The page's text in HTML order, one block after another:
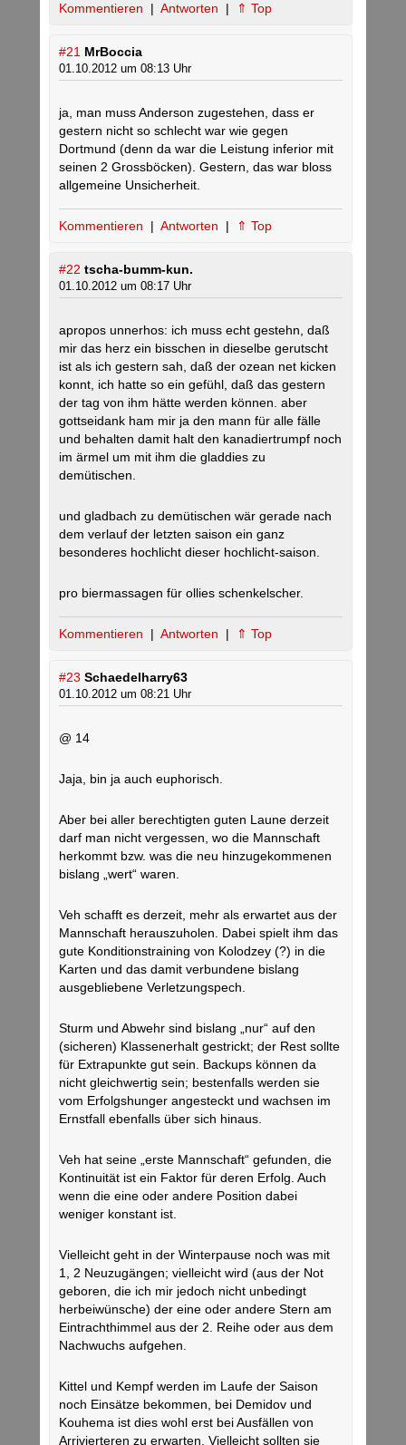
Kommentieren | Antworten | ⇑ Top
#21 MrBoccia
01.10.2012 um 08:13 Uhr
ja, man muss Anderson zugestehen, dass er
gestern nicht so schlecht war wie gegen
Dortmund (denn da war die Leistung inferior mit
seinen 2 Grossböcken). Gestern, das war bloss
allgemeine Unsicherheit.
Kommentieren | Antworten | ⇑ Top
#22 tscha-bumm-kun.
01.10.2012 um 08:17 Uhr
apropos unnerhos: ich muss echt gestehn, daß
mir das herz ein bisschen in dieselbe gerutscht
ist als ich gestern sah, daß der ozean net kicken
konnt, ich hatte so ein gefühl, daß das gestern
der tag von ihm hätte werden können. aber
gottseidank ham mir ja den mann für alle fälle
und behalten damit halt den kanadiertrumpf noch
im ärmel um mit ihm die gladdies zu
demütischen.
und gladbach zu demütischen wär gerade nach
dem verlauf der letzten saison ein ganz
besonderes hochlicht dieser hochlicht-saison.
pro biermassagen für ollies schenkelscher.
Kommentieren | Antworten | ⇑ Top
#23 Schaedelharry63
01.10.2012 um 08:21 Uhr
@ 14
Jaja, bin ja auch euphorisch.
Aber bei aller berechtigten guten Laune derzeit
darf man nicht vergessen, wo die Mannschaft
herkommt bzw. was die neu hinzugekommenen
bislang „wert“ waren.
Veh schafft es derzeit, mehr als erwartet aus der
Mannschaft herauszuholen. Dabei spielt ihm das
gute Konditionstraining von Kolodzey (?) in die
Karten und das damit verbundene bislang
ausgebliebene Verletzungspech.
Sturm und Abwehr sind bislang „nur“ auf den
(sicheren) Klassenerhalt gestrickt; der Rest sollte
für Extrapunkte gut sein. Backups können da
nicht gleichwertig sein; bestenfalls werden sie
vom Erfolgshunger angesteckt und wachsen im
Ernstfall ebenfalls über sich hinaus.
Veh hat seine „erste Mannschaft“ gefunden, die
Kontinuität ist ein Faktor für deren Erfolg. Auch
wenn die eine oder andere Position dabei
weniger konstant ist.
Vielleicht geht in der Winterpause noch was mit
1, 2 Neuzugängen; vielleicht wird (aus der Not
geboren, die ich mir jedoch nicht unbedingt
herbeiwünsche) der eine oder andere Stern am
Eintrachthimmel aus der 2. Reihe oder aus dem
Nachwuchs aufgehen.
Kittel und Kempf werden im Laufe der Saison
noch Einsätze bekommen, bei Demidov und
Kouhema ist dies wohl erst bei Ausfällen von
Arrivierteren zu erwarten. Vielleicht sollten sie